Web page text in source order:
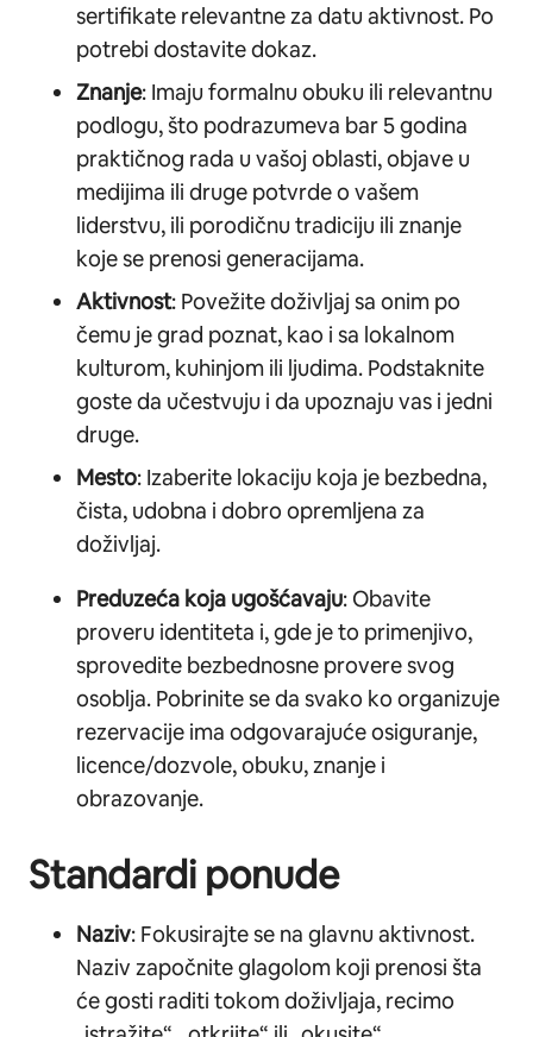
sertifikate relevantne za datu aktivnost. Po
potrebi dostavite dokaz.
Znanje: Imaju formalnu obuku ili relevantnu
podlogu, što podrazumeva bar 5 godina
praktičnog rada u vašoj oblasti, objave u
medijima ili druge potvrde o vašem
liderstvu, ili porodičnu tradiciju ili znanje
koje se prenosi generacijama.
Aktivnost: Povežite doživljaj sa onim po
čemu je grad poznat, kao i sa lokalnom
kulturom, kuhinjom ili ljudima. Podstaknite
goste da učestvuju i da upoznaju vas i jedni
druge.
Mesto: Izaberite lokaciju koja je bezbedna,
čista, udobna i dobro opremljena za
doživljaj.
Preduzeća koja ugošćavaju: Obavite
proveru identiteta i, gde je to primenjivo,
sprovedite bezbednosne provere svog
osoblja. Pobrinite se da svako ko organizuje
rezervacije ima odgovarajuće osiguranje,
licence/dozvole, obuku, znanje i
obrazovanje.
Standardi ponude
Naziv: Fokusirajte se na glavnu aktivnost.
Naziv započnite glagolom koji prenosi šta
će gosti raditi tokom doživljaja, recimo